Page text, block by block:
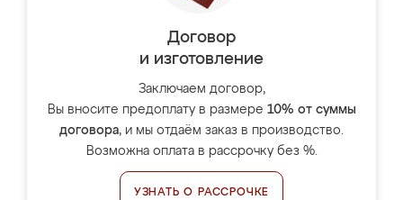
Договор
и изготовление
Заключаем договор,
Вы вносите предоплату в размере 10% от суммы
договора, и мы отдаём заказ в производство.
Возможна оплата в рассрочку без %.
УЗНАТЬ О РАССРОЧКЕ